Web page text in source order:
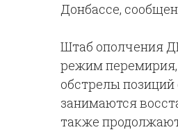
Донбассе,
Штаб ополчения
режим
обстрелы
занимаются
также